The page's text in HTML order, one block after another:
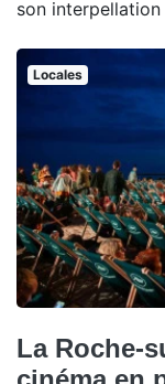
son
Locales
La Roche-